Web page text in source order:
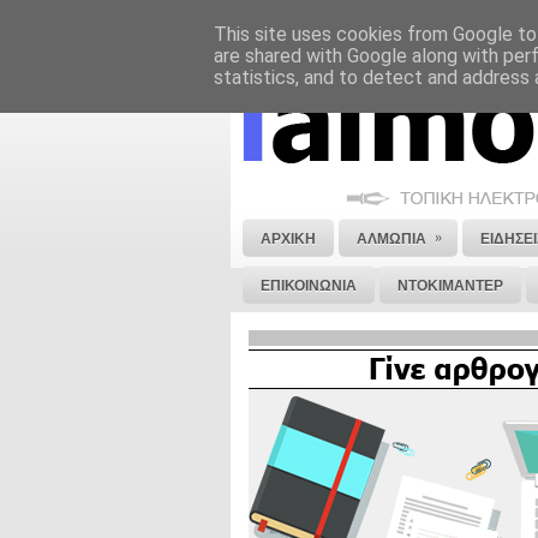
ΝΟΜΙΚΗ ΣΗΜΕΙΩΣΗ ΔΙΑΦΗΜΙΣΗ
ΑΡΧΙΚΗ ΑΛΜΩΠΙΑ »
ΕΠΙΚΟΙΝΩΝΙΑ ΝΤΟΚΙΜΑΝΤΕΡ
This site uses cookies from Google
are shared with Google along with
statistics, and to detect and address